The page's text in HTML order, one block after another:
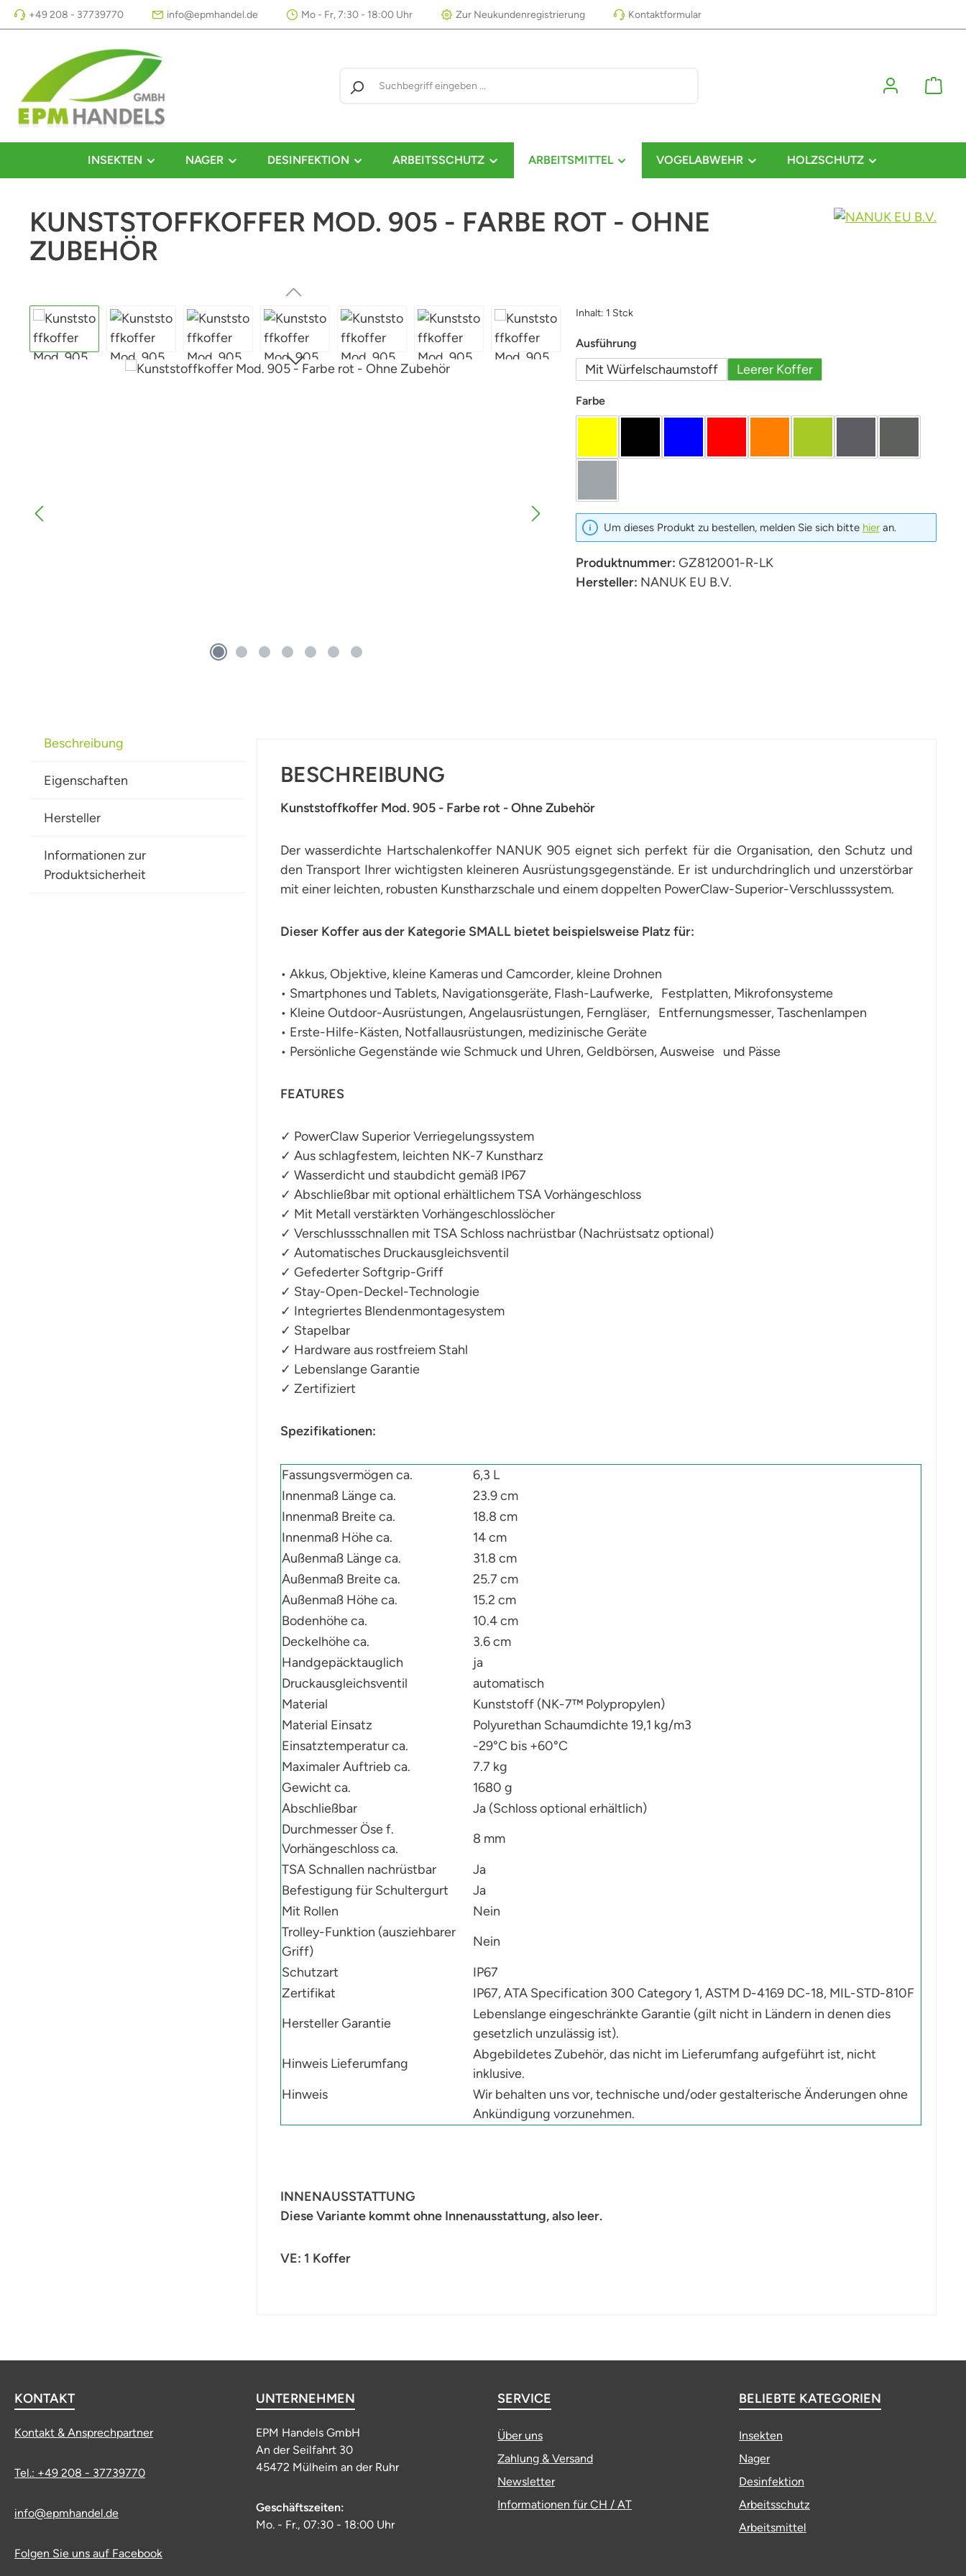
Hauptinhalt springen
Zur Suche springen
Zur Hauptnavigation springen
+49 208 - 37739770 info@epmhandel.de Mo - Fr, 7:30 - 18:00 Uhr Zur Neukundenregistrierung Kontaktformular
INSEKTEN NAGER DESINFEKTION ARBEITSSCHUTZ ARBEITSMITTEL VOGELABWEHR HOLZSCHUTZ
KUNSTSTOFFKOFFER MOD. 905 - FARBE ROT - OHNE
ZUBEHÖR
Bildergalerie überspringen Inhalt: 1 Stck
Ausführungauswählen
Mit Würfelschaumstoff Leerer Koffer
Farbeauswählen
Um dieses Produkt zu bestellen, melden Sie sich bitte hieran.
Produktnummer: GZ812001-R-LK
Hersteller: NANUK EU B.V.
Beschreibung
Eigenschaften
Hersteller
Informationen zur
Produktsicherheit
BESCHREIBUNG
Kunststoffkoffer Mod. 905 - Farbe rot - Ohne Zubehör
Der wasserdichte Hartschalenkoffer NANUK 905 eignet sich perfekt für die Organisation, den Schutz und
den Transport Ihrer wichtigsten kleineren Ausrüstungsgegenstände. Er ist undurchdringlich und unzerstörbar
mit einer leichten, robusten Kunstharzschale und einem doppelten PowerClaw-Superior-Verschlusssystem.
Dieser Koffer aus der Kategorie SMALL bietet beispielsweise Platz für:
• Akkus, Objektive, kleine Kameras und Camcorder, kleine Drohnen
• Smartphones und Tablets, Navigationsgeräte, Flash-Laufwerke, Festplatten, Mikrofonsysteme
• Kleine Outdoor-Ausrüstungen, Angelausrüstungen, Ferngläser, Entfernungsmesser, Taschenlampen
• Erste-Hilfe-Kästen, Notfallausrüstungen, medizinische Geräte
• Persönliche Gegenstände wie Schmuck und Uhren, Geldbörsen, Ausweise und Pässe
FEATURES
✓ PowerClaw Superior Verriegelungssystem
✓ Aus schlagfestem, leichten NK-7 Kunstharz
✓ Wasserdicht und staubdicht gemäß IP67
✓ Abschließbar mit optional erhältlichem TSA Vorhängeschloss
✓ Mit Metall verstärkten Vorhängeschlosslöcher
✓ Verschlussschnallen mit TSA Schloss nachrüstbar (Nachrüstsatz optional)
✓ Automatisches Druckausgleichsventil
✓ Gefederter Softgrip-Griff
✓ Stay-Open-Deckel-Technologie
✓ Integriertes Blendenmontagesystem
✓ Stapelbar
✓ Hardware aus rostfreiem Stahl
✓ Lebenslange Garantie
✓ Zertifiziert
Spezifikationen:
Fassungsvermögen ca.
6,3 L
Innenmaß Länge ca.
23.9 cm
Innenmaß Breite ca.
18.8 cm
Innenmaß Höhe ca.
14 cm
Außenmaß Länge ca.
31.8 cm
Außenmaß Breite ca.
25.7 cm
Außenmaß Höhe ca.
15.2 cm
Bodenhöhe ca.
10.4 cm
Deckelhöhe ca.
3.6 cm
Handgepäcktauglich
ja
Druckausgleichsventil
automatisch
Material
Kunststoff (NK-7™ Polypropylen)
Material Einsatz
Polyurethan Schaumdichte 19,1 kg/m3
Einsatztemperatur ca.
-29°C bis +60°C
Maximaler Auftrieb ca.
7.7 kg
Gewicht ca.
1680 g
Abschließbar
Ja (Schloss optional erhältlich)
Durchmesser Öse f.
Vorhängeschloss ca.
8 mm
TSA Schnallen nachrüstbar
Ja
Befestigung für Schultergurt
Ja
Mit Rollen
Nein
Trolley-Funktion (ausziehbarer
Griff)
Nein
Schutzart
IP67
Zertifikat
IP67, ATA Specification 300 Category 1, ASTM D-4169 DC-18, MIL-STD-810F
Hersteller Garantie
Lebenslange eingeschränkte Garantie (gilt nicht in Ländern in denen dies
gesetzlich unzulässig ist).
Hinweis Lieferumfang
Abgebildetes Zubehör, das nicht im Lieferumfang aufgeführt ist, nicht
inklusive.
Hinweis
Wir behalten uns vor, technische und/oder gestalterische Änderungen ohne
Ankündigung vorzunehmen.
INNENAUSSTATTUNG
Diese Variante kommt ohne Innenausstattung, also leer.
VE: 1 Koffer
KONTAKT
Kontakt & Ansprechpartner
Tel.: +49 208 - 37739770
info@epmhandel.de
Folgen Sie uns auf Facebook
UNTERNEHMEN
EPM Handels GmbH
An der Seilfahrt 30
45472 Mülheim an der Ruhr
Geschäftszeiten:
Mo. - Fr., 07:30 - 18:00 Uhr
SERVICE
Über uns
Zahlung & Versand
Newsletter
Informationen für CH / AT
BELIEBTE KATEGORIEN
Insekten
Nager
Desinfektion
Arbeitsschutz
Arbeitsmittel